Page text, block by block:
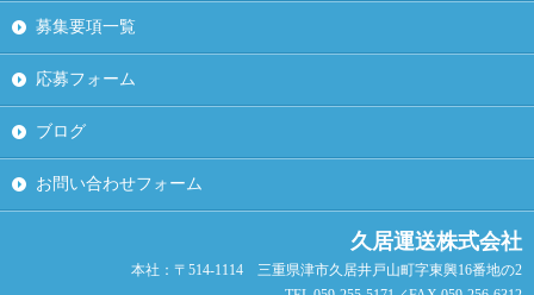
募集要項一覧
応募フォーム
ブログ
お問い合わせフォーム
久居運送株式会社
本社：〒514-1114 三重県津市久居井戸山町字東興16番地の2